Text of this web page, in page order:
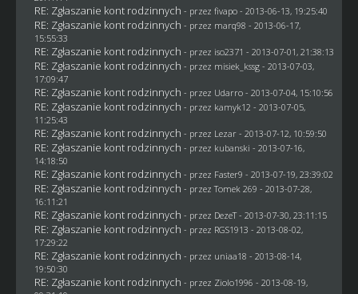
RE: Zgłaszanie kont rodzinnych - przez fivapo- 2013-06-13, 19:25:40
RE: Zgłaszanie kont rodzinnych - przez marq98 - 2013-06-17,
15:55:33
RE: Zgłaszanie kont rodzinnych - przez iso2371 - 2013-07-01, 21:38:13
RE: Zgłaszanie kont rodzinnych - przez misiek_kssg- 2013-07-03,
17:09:47
RE: Zgłaszanie kont rodzinnych - przez Udarro- 2013-07-04, 15:10:56
RE: Zgłaszanie kont rodzinnych - przez kamyk12 - 2013-07-05,
11:25:43
RE: Zgłaszanie kont rodzinnych - przez Lezar- 2013-07-12, 10:59:50
RE: Zgłaszanie kont rodzinnych - przez kubanski - 2013-07-16,
14:18:50
RE: Zgłaszanie kont rodzinnych - przez Faster9 - 2013-07-19, 23:39:02
RE: Zgłaszanie kont rodzinnych - przezTomek 269 - 2013-07-28,
16:11:21
RE: Zgłaszanie kont rodzinnych - przez DezeT- 2013-07-30, 23:11:15
RE: Zgłaszanie kont rodzinnych - przez RGS1913 - 2013-08-02,
17:29:22
RE: Zgłaszanie kont rodzinnych - przez uniaa18 - 2013-08-14,
19:50:30
RE: Zgłaszanie kont rodzinnych - przez Ziolo1996 - 2013-08-19,